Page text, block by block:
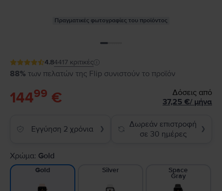
Πραγματικές φωτογραφίες του προϊόντος
4.84417 κριτικές
88% των πελατών της Flip συνιστούν το προϊόν
14499 €
Δόσεις από
37,25 €/ μήνα
Εγγύηση 2 χρόνια ❯
Δωρεάν επιστροφή
σε 30 ημέρες
❯
Χρώμα: Gold
Gold Silver Space
Gray